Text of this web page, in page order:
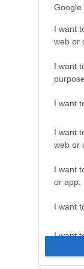
Google
I want
web or
I want
I want
I want
web or
I want
or app.
I want
I want
HELL ENERGY KFT.